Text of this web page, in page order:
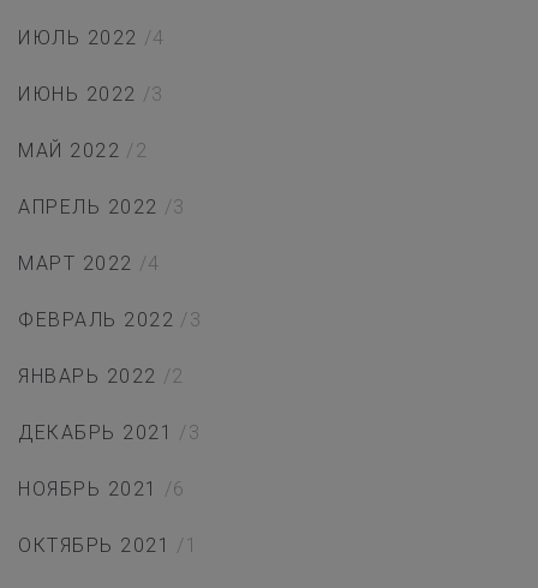
ИЮЛЬ 2022 /4
ИЮНЬ 2022 /3
МАЙ 2022 /2
АПРЕЛЬ 2022 /3
МАРТ 2022 /4
ФЕВРАЛЬ 2022 /3
ЯНВАРЬ 2022 /2
ДЕКАБРЬ 2021 /3
НОЯБРЬ 2021 /6
ОКТЯБРЬ 2021 /1